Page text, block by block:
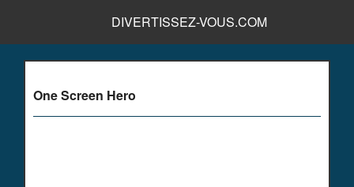
DIVERTISSEZ-VOUS.COM
One Screen Hero